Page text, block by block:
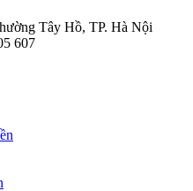
Tây Hồ, TP. Hà Nội
607